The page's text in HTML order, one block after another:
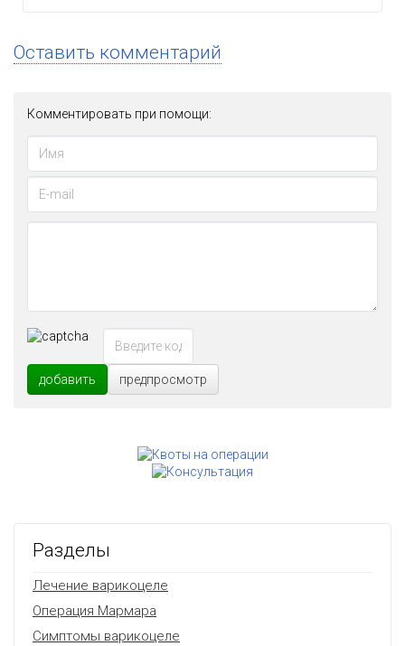
Оставить комментарий
Комментировать при помощи:
добавить предпросмотр
Разделы
Лечение варикоцеле
Операция Мармара
Симптомы варикоцеле